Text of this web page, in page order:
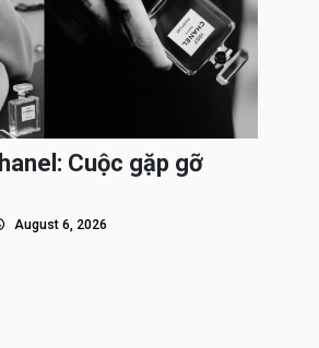
Cuộc gặp gỡ
August 6, 2026